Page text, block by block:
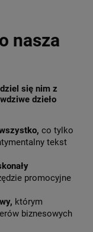
nasza
się nim z
dzieło
co tylko
tekst
promocyjne
którym
biznesowych